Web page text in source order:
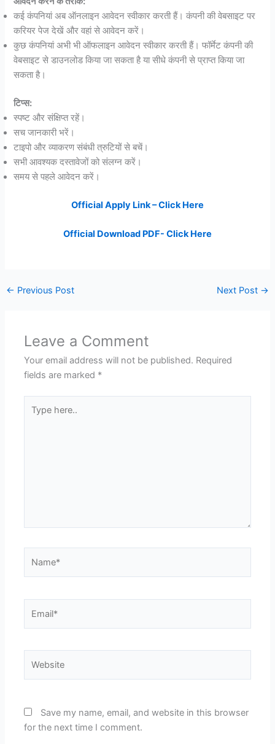
कई कंपनियां अब ऑनलाइन आवेदन स्वीकार करती हैं। कंपनी की वेबसाइट पर
करियर पेज देखें और वहां से आवेदन करें।
कुछ कंपनियां अभी भी ऑफलाइन आवेदन स्वीकार करती हैं। फॉर्मेट कंपनी की
वेबसाइट से डाउनलोड किया जा सकता है या सीधे कंपनी से प्राप्त किया जा
सकता है।
टिप्स:
स्पष्ट और संक्षिप्त रहें।
सच जानकारी भरें।
टाइपो और व्याकरण संबंधी त्रुटियों से बचें।
सभी आवश्यक दस्तावेजों को संलग्न करें।
समय से पहले आवेदन करें।
Official Apply Link – Click Here
Official Download PDF- Click Here
← Previous Post Next Post →
Leave a Comment
Your email address will not be published. Required
fields are marked *
here..
Save my name, email, and website in this browser
for the next time I comment.